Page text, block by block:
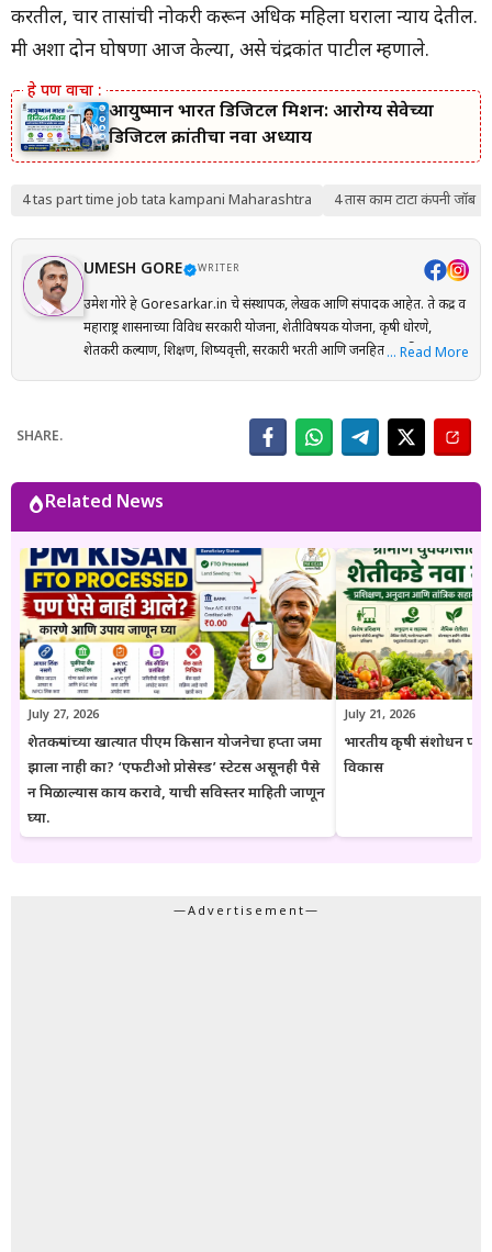
करतील, चार तासांची नोकरी करून अधिक महिला घराला न्याय देतील.
मी अशा दोन घोषणा आज केल्या, असे चंद्रकांत पाटील म्हणाले.
आयुष्मान भारत डिजिटल मिशन: आरोग्य सेवेच्या
डिजिटल क्रांतीचा नवा अध्याय
4 tas part time job tata kampani Maharashtra 4 तास काम टाटा कंपनी जॉब
UMESH GORE WRITER
उमेश गोरे हे Goresarkar.in चे संस्थापक, लेखक आणि संपादक आहेत. ते केंद्र व
महाराष्ट्र शासनाच्या विविध सरकारी योजना, शेतीविषयक योजना, कृषी धोरणे,
शेतकरी कल्याण, शिक्षण, शिष्यवृत्ती, सरकारी भरती आणि जनहिताच्या विषयांवर
आणि संबंधित अधिकृत स्रोतांचा संदर्भ घेऊन माहितीची पडताळणी केली जाते.
वाचकांना अर्ज प्रक्रिया, पात्रता, आवश्यक कागदपत्रे, लाभ, अंतिम मुदत आणि
भर असतो. Goresarkar.in चा उद्देश महाराष्ट्रातील शेतकरी, विद्यार्थी, महिला,
युवक आणि सर्वसामान्य नागरिकांपर्यंत विश्वासार्ह, अद्ययावत आणि उपयुक्त माहिती
पोहोचवणे हा आहे. प्रकाशित माहिती वेळोवेळी अद्ययावत ठेवण्याचा प्रयत्न केला
जातो. अधिकृत निर्णयामध्ये बदल झाल्यास संबंधित लेख देखील अद्ययावत करण्यात
येतात. या संकेतस्थळावरील माहिती ही केवळ जनजागृती आणि मार्गदर्शनाच्या
उद्देशाने प्रकाशित केली जाते. कोणत्याही सरकारी योजनेसाठी अर्ज करण्यापूर्वी
संबंधित विभागाच्या अधिकृत संकेतस्थळावरील माहिती, नियम आणि अटींची
पडताळणी करण्याचा सल्ला दिला जातो.
… Read More
SHARE.
Related News
July 27, 2026
शेतकऱ्यांच्या खात्यात पीएम किसान योजनेचा हप्ता जमा
झाला नाही का? ‘एफटीओ प्रोसेस्ड’ स्टेटस असूनही पैसे
न मिळाल्यास काय करावे, याची सविस्तर माहिती जाणून
घ्या.
July 21, 2026
भारतीय कृषी संशोधन
विकास
—Advertisement—